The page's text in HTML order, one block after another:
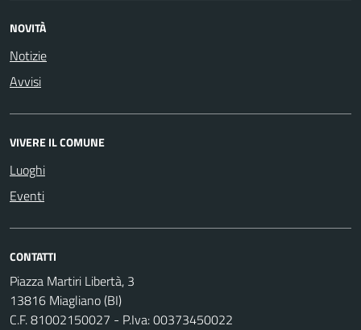
NOVITÀ
Notizie
Avvisi
VIVERE IL COMUNE
Luoghi
Eventi
CONTATTI
Piazza Martiri Libertà, 3
13816 Miagliano (BI)
C.F. 81002150027 - P.Iva: 00373450022